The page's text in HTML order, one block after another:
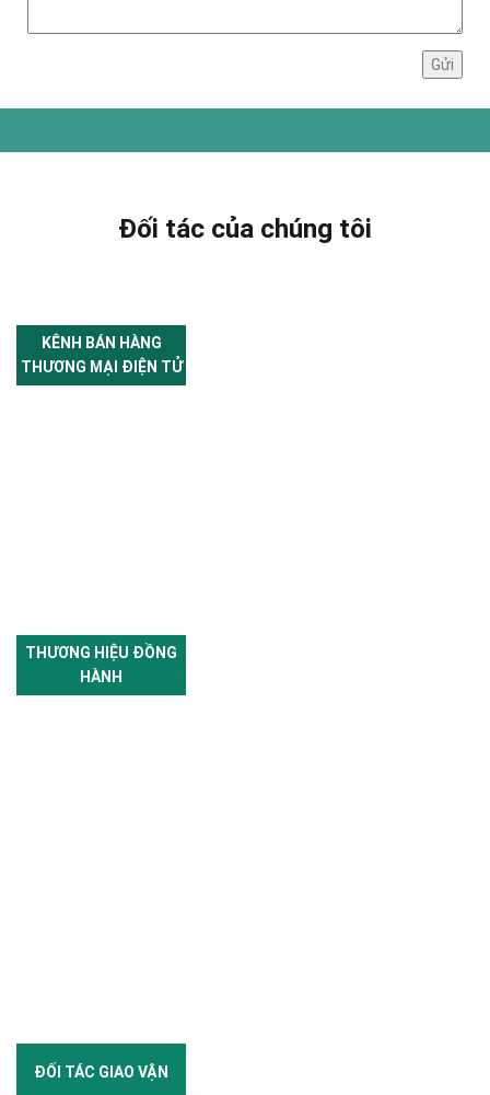
Đối tác của chúng tôi
KÊNH BÁN HÀNG
THƯƠNG MẠI ĐIỆN TỬ
THƯƠNG HIỆU ĐỒNG
HÀNH
ĐỐI TÁC GIAO VẬN